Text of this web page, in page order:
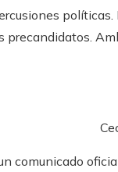
precandidatos.
comunicado